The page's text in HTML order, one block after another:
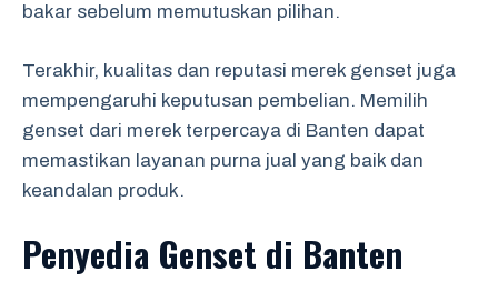
bakar sebelum memutuskan pilihan.
Terakhir, kualitas dan reputasi merek genset juga
mempengaruhi keputusan pembelian. Memilih
genset dari merek terpercaya di Banten dapat
memastikan layanan purna jual yang baik dan
keandalan produk.
Penyedia Genset di Banten